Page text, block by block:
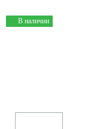
В наличии